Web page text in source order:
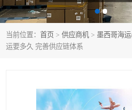
当前位置： 首页 > 供应商机 > 墨西哥海运
运要多久 完善供应链体系
门 到
墨西哥海运/空运-双清到
门